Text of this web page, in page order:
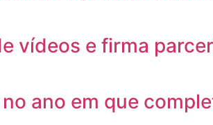
vídeos e firma
ano em que